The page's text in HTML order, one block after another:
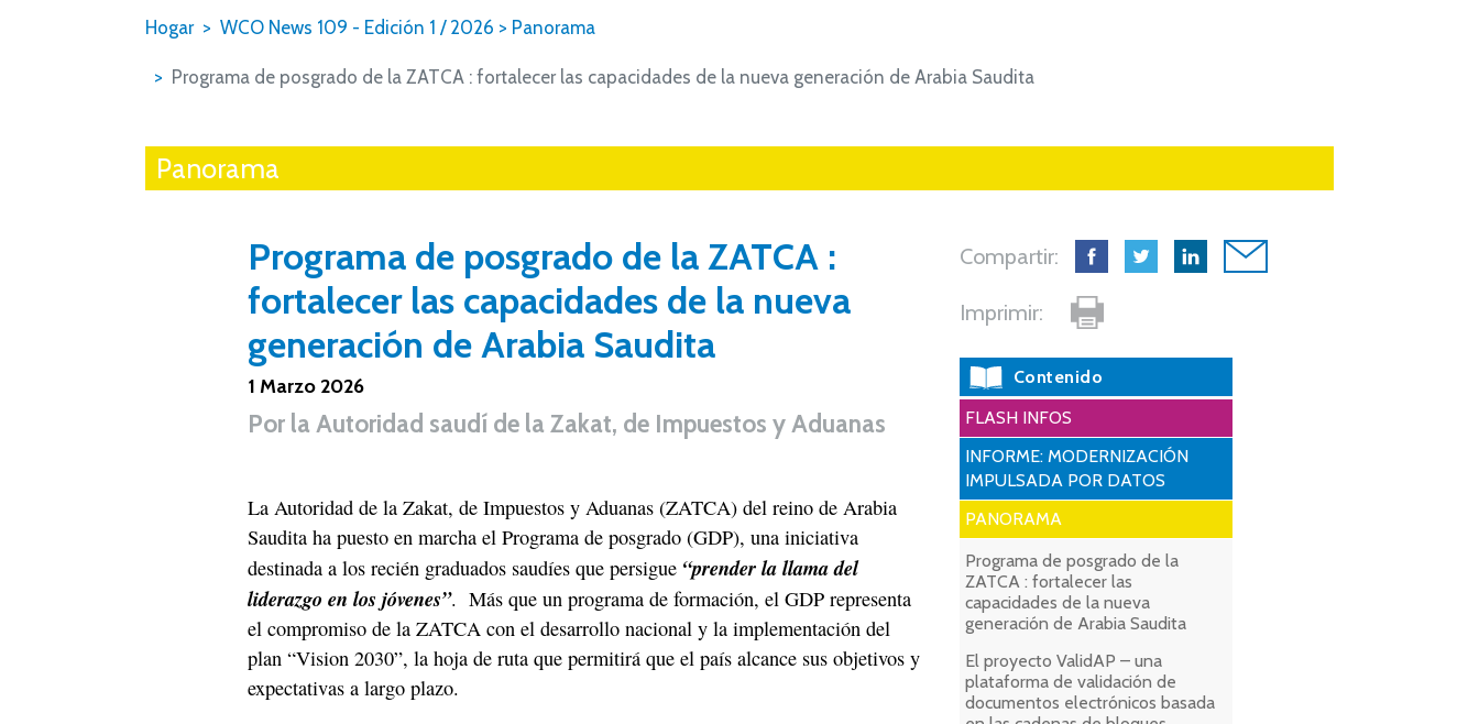
Hogar WCO News 109 - Edición 1 / 2026 > Panorama
Programa de posgrado de la ZATCA : fortalecer las capacidades de la nueva generación de Arabia Saudita
Panorama
Programa de posgrado de la ZATCA :
fortalecer las capacidades de la nueva
generación de Arabia Saudita
1 Marzo 2026
Por la Autoridad saudí de la Zakat, de Impuestos y Aduanas
La Autoridad de la Zakat, de Impuestos y Aduanas (ZATCA) del reino de Arabia
Saudita ha puesto en marcha el Programa de posgrado (GDP), una iniciativa
destinada a los recién graduados saudíes que persigue “prender la llama del
liderazgo en los jóvenes”. Más que un programa de formación, el GDP representa
el compromiso de la ZATCA con el desarrollo nacional y la implementación del
plan “Vision 2030”, la hoja de ruta que permitirá que el país alcance sus objetivos y
expectativas a largo plazo.
Compartir:
Imprimir:
Contenido
FLASH INFOS
INFORME: MODERNIZACIÓN
IMPULSADA POR DATOS
PANORAMA
Programa de posgrado de la
ZATCA : fortalecer las
capacidades de la nueva
generación de Arabia Saudita
El proyecto ValidAP – una
plataforma de validación de
documentos electrónicos basada